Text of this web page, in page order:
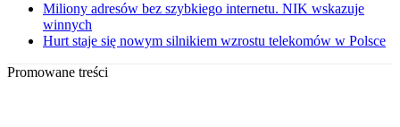
Miliony adresów bez szybkiego internetu. NIK wskazuje
winnych
Hurt staje się nowym silnikiem wzrostu telekomów w Polsce
Promowane treści